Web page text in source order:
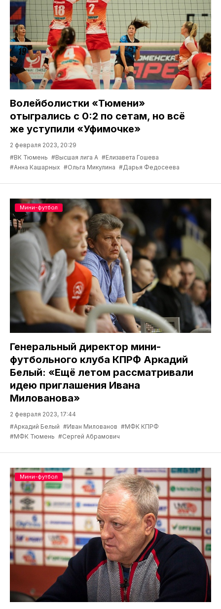
Волейболистки «Тюмени»
отыгрались с 0:2 по сетам, но всё
же уступили «Уфимочке»
2 февраля 2023, 20:29
#ВК Тюмень #Высшая лига А #Елизавета Гошева
#Анна Кашарных #Ольга Микулина #Дарья Федосеева
Генеральный директор мини-
футбольного клуба КПРФ Аркадий
Белый: «Ещё летом рассматривали
идею приглашения Ивана
Милованова»
2 февраля 2023, 17:44
#Аркадий Белый #Иван Милованов #МФК КПРФ
#МФК Тюмень #Сергей Абрамович
Мини-футбол
Мини-футбол